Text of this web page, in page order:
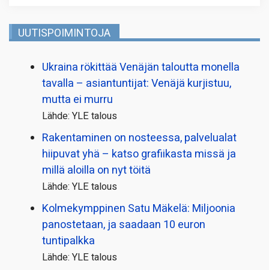
UUTISPOIMINTOJA
Ukraina rökittää Venäjän taloutta monella
tavalla – asiantuntijat: Venäjä kurjistuu,
mutta ei murru
Lähde: YLE talous
Rakentaminen on nosteessa, palvelualat
hiipuvat yhä – katso grafiikasta missä ja
millä aloilla on nyt töitä
Lähde: YLE talous
Kolmekymppinen Satu Mäkelä: Miljoonia
panostetaan, ja saadaan 10 euron
tuntipalkka
Lähde: YLE talous